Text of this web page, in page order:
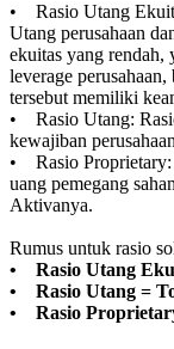
• Rasio Utang
Utang perusahaan
ekuitas yang rendah,
leverage
tersebut memiliki
• Rasio Utang:
kewajiban
• Rasio Proprietary:
uang pemegang
Aktivanya.
Rumus untuk rasio
• Rasio Utang
• Rasio Utang =
• Rasio